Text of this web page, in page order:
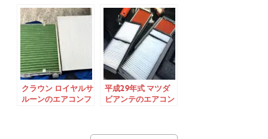
成31年式
交換のやり方
クラウン ロイヤルサ
ルーンのエアコンフ
平成29年式 マツダ
ビアンテのエアコン